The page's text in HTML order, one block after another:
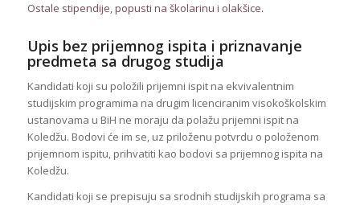
Ostale stipendije, popusti na školarinu i olakšice.
Upis bez prijemnog ispita i priznavanje
predmeta sa drugog studija
Kandidati koji su položili prijemni ispit na ekvivalentnim
studijskim programima na drugim licenciranim visokoškolskim
ustanovama u BiH ne moraju da polažu prijemni ispit na
Koledžu. Bodovi će im se, uz priloženu potvrdu o položenom
prijemnom ispitu, prihvatiti kao bodovi sa prijemnog ispita na
Koledžu.
Kandidati koji se prepisuju sa srodnih studijskih programa sa